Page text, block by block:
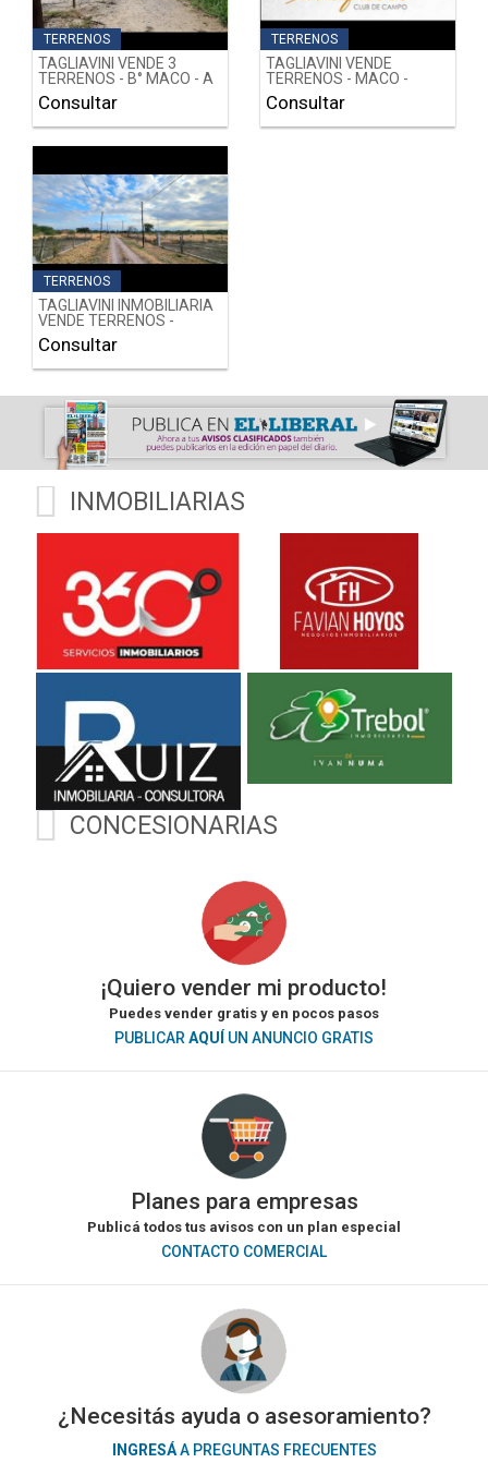
TERRENOS
TAGLIAVINI VENDE 3
TERRENOS - B° MACO - A
2.000 METROS DE
INDEPENDENCIA - SGO.
DEL ESTERO
Consultar
TERRENOS
TAGLIAVINI VENDE
TERRENOS - MACO -
LOTEO PRIVADO
"MAQUITO" - SGO. DEL
ESTERO
Consultar
TERRENOS
TAGLIAVINI INMOBILIARIA
VENDE TERRENOS -
LOTEO CLUB DE CAMPO
EL TAMARINDO - Bº
MAQUITO
Consultar
INMOBILIARIAS
CONCESIONARIAS
¡Quiero vender mi producto!
Puedes vender gratis y en pocos pasos
PUBLICARAQUÍ UN ANUNCIO GRATIS
Planes para empresas
Publicá todos tus avisos con un plan especial
CONTACTO COMERCIAL
¿Necesitás ayuda o asesoramiento?
INGRESÁA PREGUNTAS FRECUENTES